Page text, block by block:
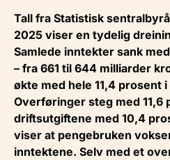
Tall fra Statistisk
2025 viser en tydelig
Samlede inntekter sank
– fra 661 til 644 milliarder
økte med hele 11,4 prosent
Overføringer steg med 11,6
driftsutgiftene med 10,4
viser at pengebruken
inntektene. Selv med et